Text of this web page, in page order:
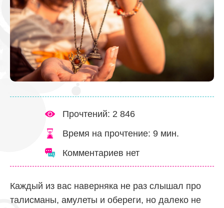
Прочтений: 2 846
Время на прочтение: 9 мин.
Комментариев нет
Каждый из вас наверняка не раз слышал про
талисманы, амулеты и обереги, но далеко не